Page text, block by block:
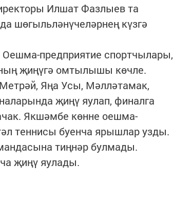
Илшат Фазлыев та
шөгыльләнүчеләрнең күзгә
Оешма-предприятие спортчылары,
җиңүгә омтылышы көчле.
Яңа Усы, Мәлләтамак,
җиңү яулап, финалга
Якшәмбе көнне оешма-
теннисы буенча ярышлар узды.
тиңнәр булмады.
җиңү яулады.